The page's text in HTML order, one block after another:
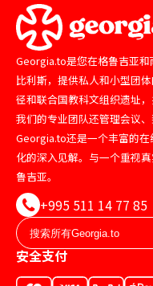
Georgia.to是您在格鲁吉亚
比利斯，提供私人和小型团
径和联合国教科文组织遗址
我们的专业团队还管理会议
Georgia.to还是一个丰富的
化的深入见解。与一个重视
鲁吉亚。
+995 511 14 77 85
安全支付